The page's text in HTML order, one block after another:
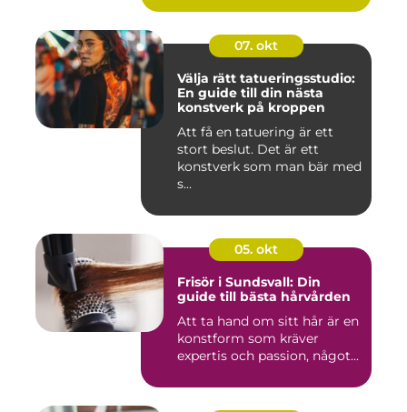
07. okt
Välja rätt tatueringsstudio:
En guide till din nästa
konstverk på kroppen
Att få en tatuering är ett
stort beslut. Det är ett
konstverk som man bär med
s...
05. okt
Frisör i Sundsvall: Din
guide till bästa hårvården
Att ta hand om sitt hår är en
konstform som kräver
expertis och passion, något...